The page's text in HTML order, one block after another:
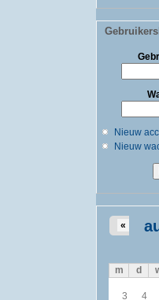
Nieuw
Nieuw
«
m d
3
4